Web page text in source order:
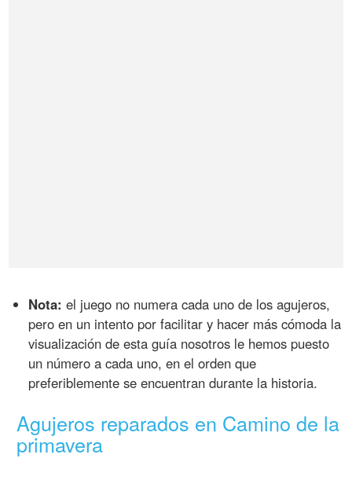
Nota: el juego no numera cada uno de los agujeros,
pero en un intento por facilitar y hacer más cómoda la
visualización de esta guía nosotros le hemos puesto
un número a cada uno, en el orden que
preferiblemente se encuentran durante la historia.
Agujeros reparados en Camino de la
primavera